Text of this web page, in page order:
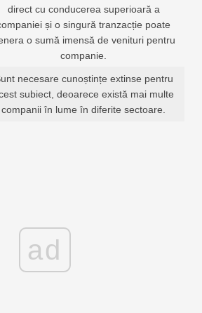
direct cu conducerea superioară a
și o singură tranzacție poate
o sumă imensă de venituri pentru
companie.
necesare cunoștințe extinse pentru
subiect, deoarece există mai multe
companii în lume în diferite sectoare.
ad